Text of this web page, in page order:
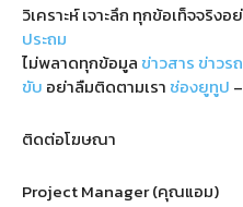
วิเคราะห์ เจาะลึก ทุกข้อเท็จจริง
ประถม
ไม่พลาดทุกข้อมูล ข่าวสาร ข่าวร
ขับ อย่าลืมติดตามเรา ช่องยูทูป –
ติดต่อโฆษณา
Project Manager (คุณแอม)